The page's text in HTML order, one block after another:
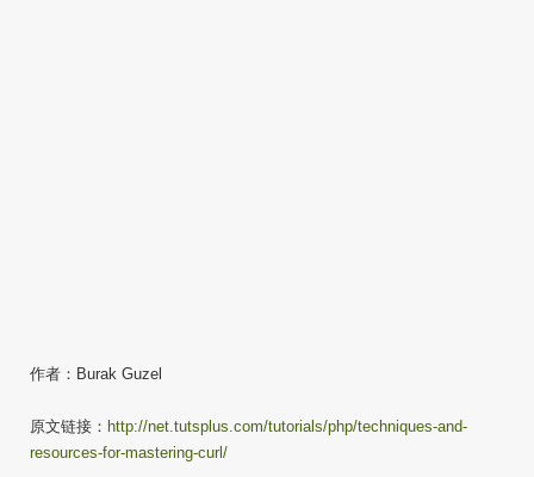
作者：Burak Guzel
原文链接： http://net.tutsplus.com/tutorials/php/techniques-and-
resources-for-mastering-curl/